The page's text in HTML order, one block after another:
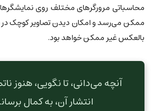
محاسباتی مرورگرهای مختلف روی
ممکن می‌رسد و امکان دیدن تصاویر کوچک در
بالعکس غیر ممکن خواهد بود.
آنچه می‌دانی، تا نگویی، هنوز
انتشار آن، به کمال